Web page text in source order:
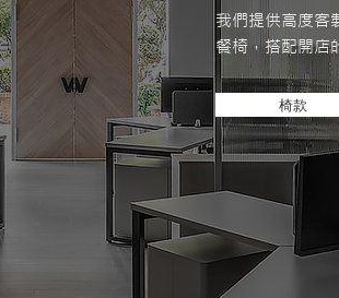
我們提供高度客
餐椅，搭配開店
椅款